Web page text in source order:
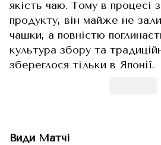
якість чаю. Тому в процесі
продукту, він майже не
чашки, а повністю
культура збору та
збереглося тільки в Японії.
Види Матчі